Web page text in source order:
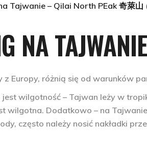
Tajwanie – Qilai North PEak 奇萊
NA
z Europy, różnią się od warunków
wilgotność – Tajwan leży w
wilgotna. Dodatkowo – na
często należy nosić nakładki